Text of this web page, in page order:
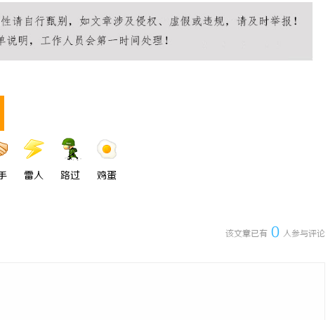
雷人 路过 鸡蛋
该文章已有 0 人参与评论
配眼镜 550FC30耐磨改性颗粒：提升材料性能的新
选择